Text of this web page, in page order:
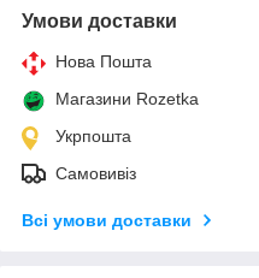
Умови доставки
Нова Пошта
Магазини Rozetka
Укрпошта
Самовивіз
Всі умови доставки